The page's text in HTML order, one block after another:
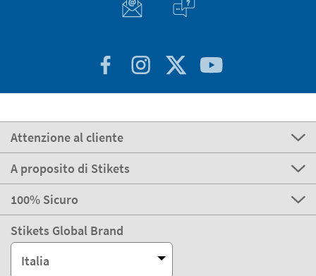
Attenzione al cliente
A proposito di Stikets
100% Sicuro
Stikets Global Brand
Italia